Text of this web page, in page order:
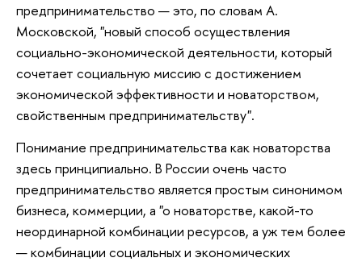
предпринимательство — это, по словам А.
Московской, "новый способ осуществления
социально-экономической деятельности, который
сочетает социальную миссию с достижением
экономической эффективности и новаторством,
свойственным предпринимательству".
Понимание предпринимательства как новаторства
здесь принципиально. В России очень часто
предпринимательство является простым синонимом
бизнеса, коммерции, а "о новаторстве, какой-то
неординарной комбинации ресурсов, а уж тем более
— комбинации социальных и экономических